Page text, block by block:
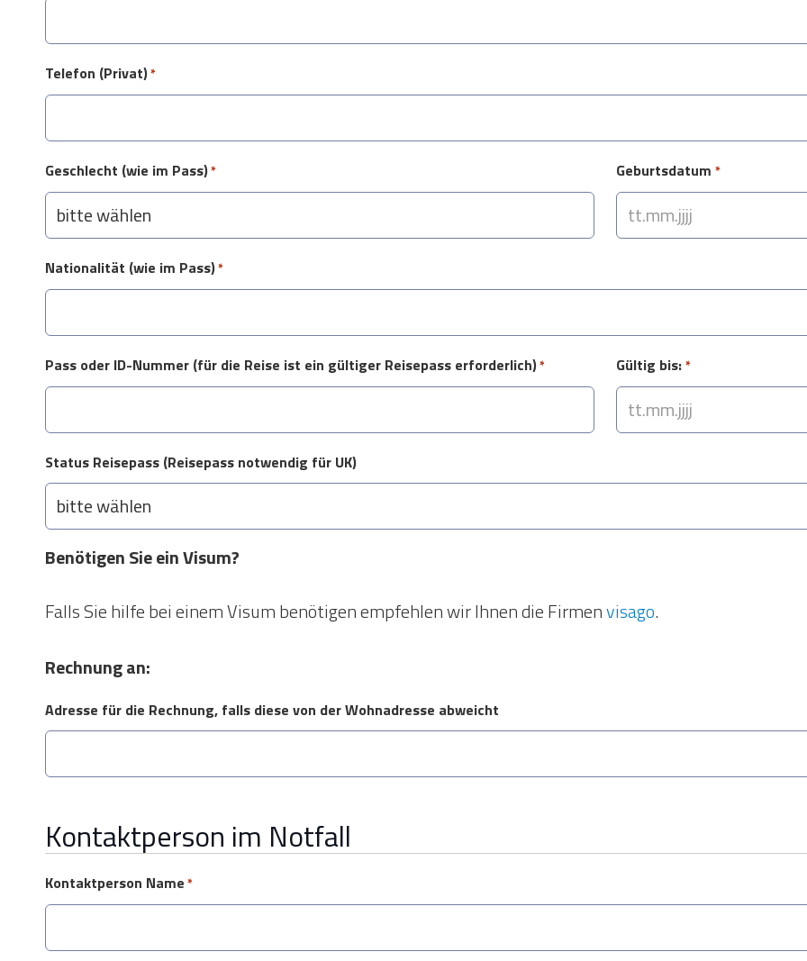
Telefon (Privat)*
Geschlecht (wie im Pass)* Geburtsdatum *
TT
JJJJ
Nationalität (wie im Pass)*
Pass oder ID-Nummer (für die Reise ist ein gültiger Reisepass erforderlich)* Gültig bis: *
TT
MM
JJJJ
Status Reisepass (Reisepass notwendig für UK)
Benötigen Sie ein Visum?
Falls Sie hilfe bei einem Visum benötigen empfehlen wir Ihnen die Firmenvisago.
Rechnung an:
Adresse für die Rechnung, falls diese von der Wohnadresse abweicht
Kontaktperson im Notfall
Kontaktperson Name *